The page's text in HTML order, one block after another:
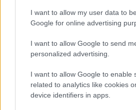
I want to allow my user data to
Google for online advertising
I want to allow Google to send
personalized advertising.
I want to allow Google to enable
related to analytics like cookies
device identifiers in apps.
nem
Ferrari-
Újabb amerikai
magához a